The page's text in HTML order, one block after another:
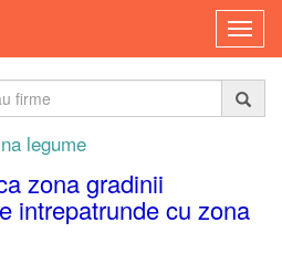
legume
zona gradinii
intrepatrunde cu zona